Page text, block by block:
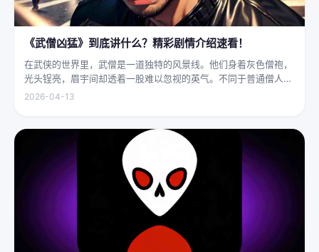
《武僧凶猛》到底讲什么？精彩剧情介绍速看！
在武侠的世界里，武僧是一道独特的风景线。他们身着灰色僧袍，
光头锃亮，眉宇间却透着一股难以忽视的英气。不同于普通僧人的
慈眉善目，武僧的眼神中常常闪烁着锐利的光，仿佛能洞穿一切虚
2026-04-13